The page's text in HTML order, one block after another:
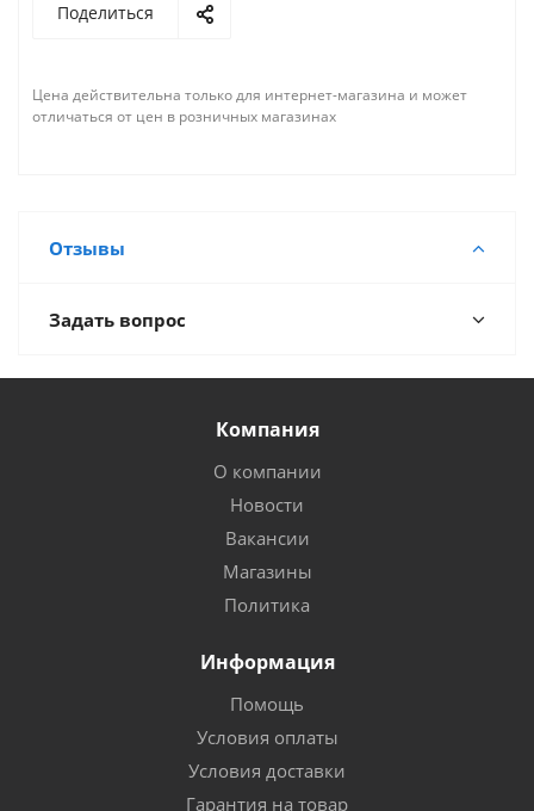
Поделиться
Цена действительна только для интернет-магазина и может
отличаться от цен в розничных магазинах
Отзывы
Задать вопрос
Компания
О компании
Новости
Вакансии
Магазины
Политика
Информация
Помощь
Условия оплаты
Условия доставки
Гарантия на товар